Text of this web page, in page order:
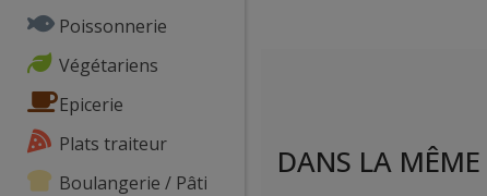
Poissonnerie
Végétariens
Epicerie
Plats traiteur
Boulangerie / Pâtisserie
DANS LA